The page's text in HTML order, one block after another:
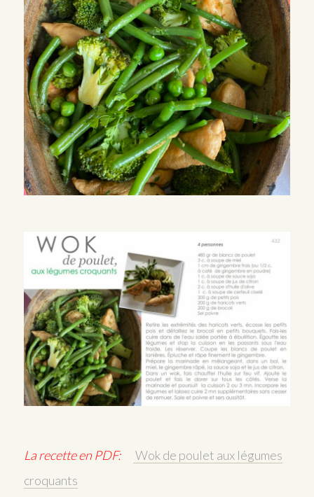
La recette en PDF:
Wok de poulet aux légumes
croquants